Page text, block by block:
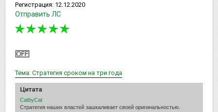
Регистрация: 12.12.2020
Отправить ЛС
Тема: Стратегия сроком на три года
Цитата
CatbyCat
Стратегия наших властей зашкаливает своей оригинальностью.